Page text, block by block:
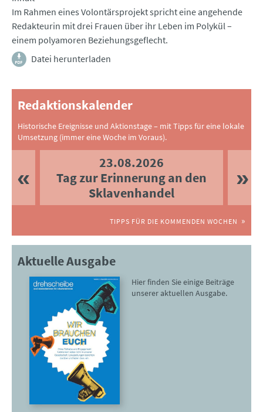
Im Rahmen eines Volontärsprojekt spricht eine angehende
Redakteurin mit drei Frauen über ihr Leben im Polykül –
einem polyamoren Beziehungsgeflecht.
Datei herunterladen
Redaktionskalender
Historische Ereignisse und Aktionstage – mit Tipps für eine lokale
Umsetzung (immer eine Woche im Voraus).
23.08.2026
Tag zur Erinnerung an den
Sklavenhandel
TIPPS FÜR DIE KOMMENDEN WOCHEN
Aktuelle Ausgabe
Hier finden Sie einige Beiträge
unserer aktuellen Ausgabe.